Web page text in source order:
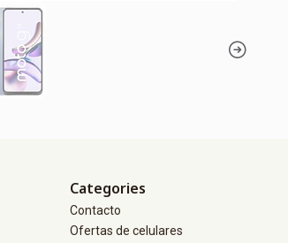
Categories
Contacto
Ofertas de celulares